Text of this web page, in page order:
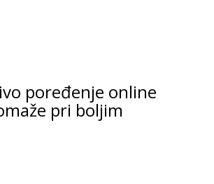
poređenje online
pri boljim